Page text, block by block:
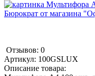
Отзывов: 0
Артикул: 100GSLUX
Описание товара: